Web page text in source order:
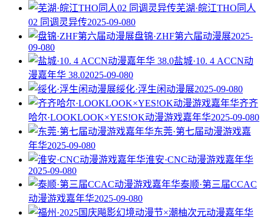
芜湖·皖江THO同人
02 同调灵异传2025-09-080
盘锦·ZHF第六届动漫展2025-
09-080
盐城·10. 4 ACCN动
漫嘉年华 38.02025-09-080
绥化·浮生闲动漫展2025-09-080
齐齐
哈尔·LOOKLOOK×YES!OK动漫游戏嘉年华2025-09-080
东莞·第七届动漫游戏嘉
年华2025-09-080
淮安·CNC动漫游戏嘉年华
2025-09-080
泰顺·第三届CCAC
动漫游戏嘉年华2025-09-080